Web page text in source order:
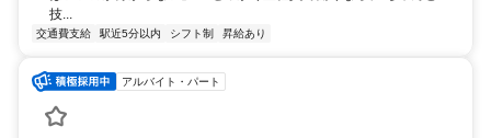
技...
交通費支給 駅近5分以内 シフト制 昇給あり
アルバイト・パート